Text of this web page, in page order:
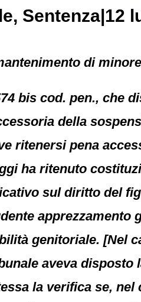
, Sentenza|12
di
bis cod. pen., che
della
ritenersi pena
ha ritenuto
sul diritto del
apprezzamento
genitoriale. [Nel
aveva disposto
la verifica se,